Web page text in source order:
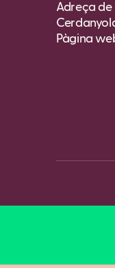
Adreça de
Pàgina